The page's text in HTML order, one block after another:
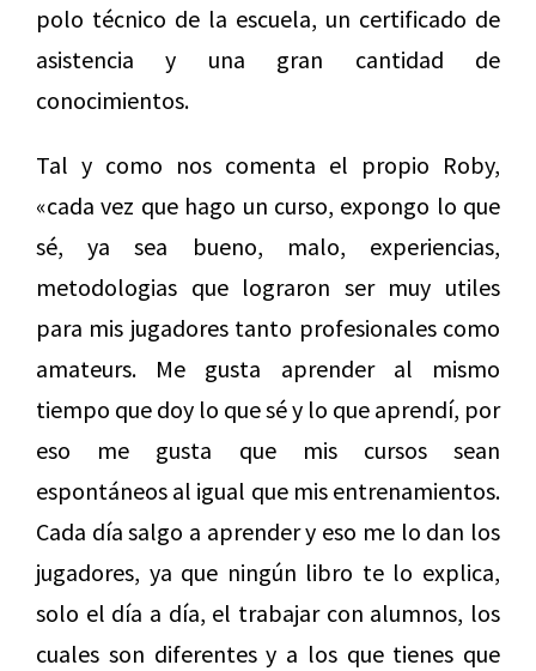
polo técnico de la escuela, un certificado de
asistencia y una gran cantidad de
conocimientos.
Tal y como nos comenta el propio Roby,
«cada vez que hago un curso, expongo lo que
sé, ya sea bueno, malo, experiencias,
metodologias que lograron ser muy utiles
para mis jugadores tanto profesionales como
amateurs. Me gusta aprender al mismo
tiempo que doy lo que sé y lo que aprendí, por
eso me gusta que mis cursos sean
espontáneos al igual que mis entrenamientos.
Cada día salgo a aprender y eso me lo dan los
jugadores, ya que ningún libro te lo explica,
solo el día a día, el trabajar con alumnos, los
cuales son diferentes y a los que tienes que